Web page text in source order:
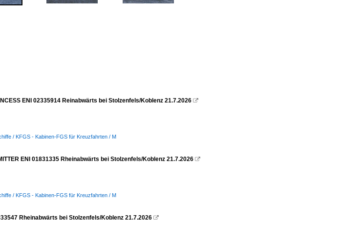
ENI 02335914 Reinabwärts bei Stolzenfels/Koblenz 21.7.2026 
/ KFGS - Kabinen-FGS für Kreuzfahrten / M
ENI 01831335 Rheinabwärts bei Stolzenfels/Koblenz 21.7.2026 
/ KFGS - Kabinen-FGS für Kreuzfahrten / M
Rheinabwärts bei Stolzenfels/Koblenz 21.7.2026 